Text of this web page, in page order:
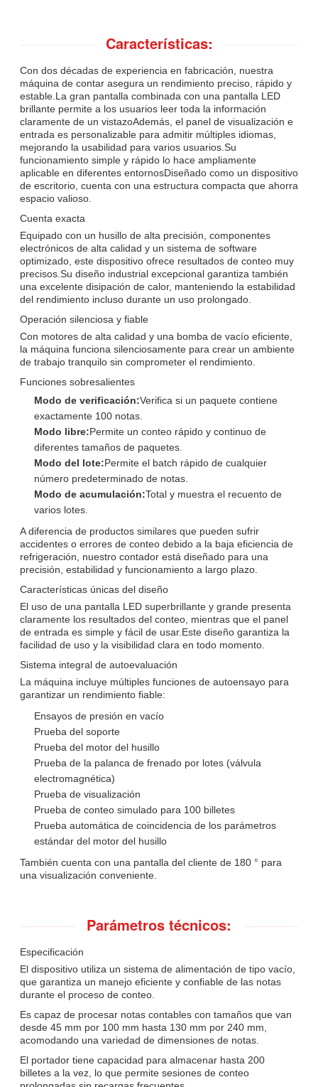
Características:
Con dos décadas de experiencia en fabricación, nuestra
máquina de contar asegura un rendimiento preciso, rápido y
estable.La gran pantalla combinada con una pantalla LED
brillante permite a los usuarios leer toda la información
claramente de un vistazoAdemás, el panel de visualización e
entrada es personalizable para admitir múltiples idiomas,
mejorando la usabilidad para varios usuarios.Su
funcionamiento simple y rápido lo hace ampliamente
aplicable en diferentes entornosDiseñado como un dispositivo
de escritorio, cuenta con una estructura compacta que ahorra
espacio valioso.
Cuenta exacta
Equipado con un husillo de alta precisión, componentes
electrónicos de alta calidad y un sistema de software
optimizado, este dispositivo ofrece resultados de conteo muy
precisos.Su diseño industrial excepcional garantiza también
una excelente disipación de calor, manteniendo la estabilidad
del rendimiento incluso durante un uso prolongado.
Operación silenciosa y fiable
Con motores de alta calidad y una bomba de vacío eficiente,
la máquina funciona silenciosamente para crear un ambiente
de trabajo tranquilo sin comprometer el rendimiento.
Funciones sobresalientes
Modo de verificación:Verifica si un paquete contiene
exactamente 100 notas.
Modo libre:Permite un conteo rápido y continuo de
diferentes tamaños de paquetes.
Modo del lote:Permite el batch rápido de cualquier
número predeterminado de notas.
Modo de acumulación:Total y muestra el recuento de
varios lotes.
A diferencia de productos similares que pueden sufrir
accidentes o errores de conteo debido a la baja eficiencia de
refrigeración, nuestro contador está diseñado para una
precisión, estabilidad y funcionamiento a largo plazo.
Características únicas del diseño
El uso de una pantalla LED superbrillante y grande presenta
claramente los resultados del conteo, mientras que el panel
de entrada es simple y fácil de usar.Este diseño garantiza la
facilidad de uso y la visibilidad clara en todo momento.
Sistema integral de autoevaluación
La máquina incluye múltiples funciones de autoensayo para
garantizar un rendimiento fiable:
Ensayos de presión en vacío
Prueba del soporte
Prueba del motor del husillo
Prueba de la palanca de frenado por lotes (válvula
electromagnética)
Prueba de visualización
Prueba de conteo simulado para 100 billetes
Prueba automática de coincidencia de los parámetros
estándar del motor del husillo
También cuenta con una pantalla del cliente de 180 ° para
una visualización conveniente.
Parámetros técnicos:
Especificación
El dispositivo utiliza un sistema de alimentación de tipo vacío,
que garantiza un manejo eficiente y confiable de las notas
durante el proceso de conteo.
Es capaz de procesar notas contables con tamaños que van
desde 45 mm por 100 mm hasta 130 mm por 240 mm,
acomodando una variedad de dimensiones de notas.
El portador tiene capacidad para almacenar hasta 200
billetes a la vez, lo que permite sesiones de conteo